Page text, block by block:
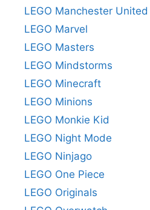
LEGO Manchester United
LEGO Marvel
LEGO Masters
LEGO Mindstorms
LEGO Minecraft
LEGO Minions
LEGO Monkie Kid
LEGO Night Mode
LEGO Ninjago
LEGO One Piece
LEGO Originals